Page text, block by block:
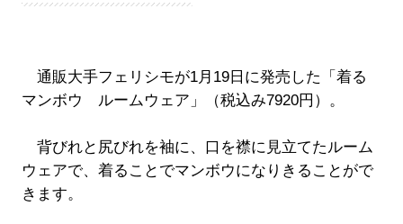
通販大手フェリシモが1月19日に発売した「着る
マンボウ ルームウェア」（税込み7920円）。
背びれと尻びれを袖に、口を襟に見立てたルーム
ウェアで、着ることでマンボウになりきることがで
きます。